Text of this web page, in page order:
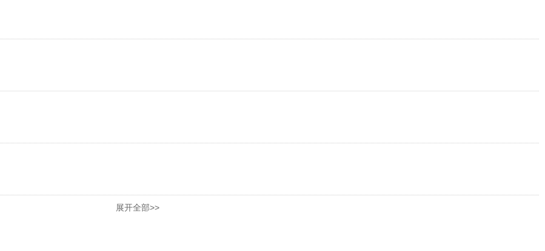
展开全部>>